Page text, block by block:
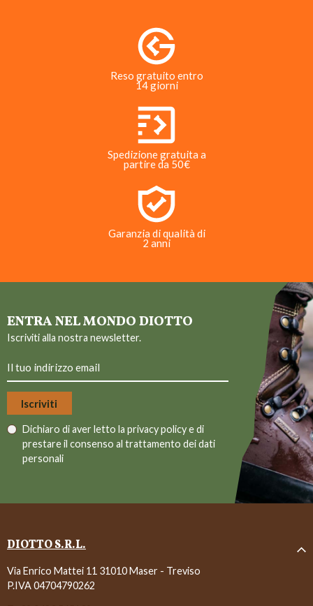
Reso gratuito entro
14 giorni
Spedizione gratuita a
partire da 50€
Garanzia di qualità di
2 anni
ENTRA NEL MONDO DIOTTO
Iscriviti alla nostra newsletter.
Dichiaro di aver letto la privacy policye di
prestare il consenso al trattamento dei dati
personali
DIOTTO S.R.L.
Via Enrico Mattei 11 31010 Maser - Treviso
P.IVA 04704790262